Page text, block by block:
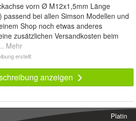
vorn Ø M12x1,5mm Länge
passend bei allen Simson Modellen und
Shop noch etwas anderes
zusätzlichen Versandkosten beim
Mehr
erstellt
anzeigen
Platin